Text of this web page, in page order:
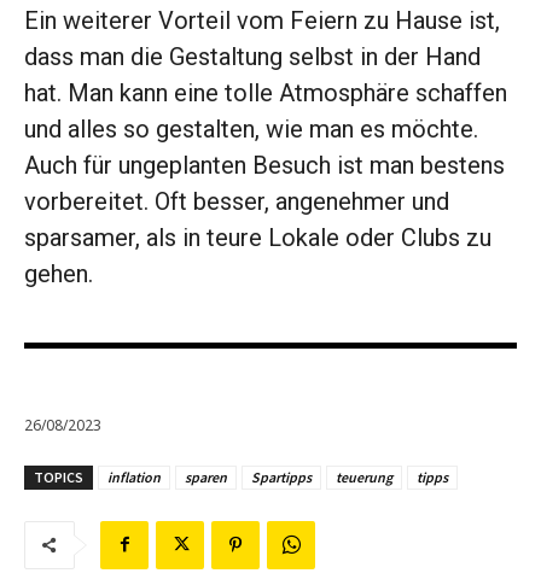
Ein weiterer Vorteil vom Feiern zu Hause ist,
dass man die Gestaltung selbst in der Hand
hat. Man kann eine tolle Atmosphäre schaffen
und alles so gestalten, wie man es möchte.
Auch für ungeplanten Besuch ist man bestens
vorbereitet. Oft besser, angenehmer und
sparsamer, als in teure Lokale oder Clubs zu
gehen.
26/08/2023
TOPICS inflation sparen Spartipps teuerung tipps